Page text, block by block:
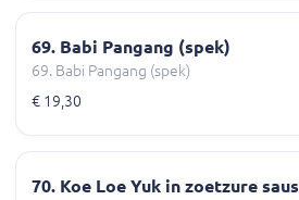
69. Babi Pangang (spek)
69. Babi Pangang (spek)
€ 19,30
70. Koe Loe Yuk in zoetzure saus